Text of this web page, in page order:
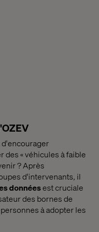
des « véhicules à faible
? Après
d'intervenants, il
donnéesest cruciale
des bornes de
à adopter les